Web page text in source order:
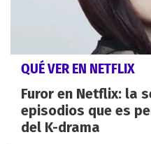
QUÉ VER EN NETFLIX
Furor en Netflix: la
episodios que es
del K-drama